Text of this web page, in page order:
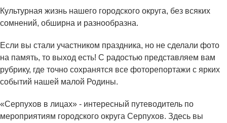
Культурная жизнь нашего городского округа, без всяких
сомнений, обширна и разнообразна.
Если вы стали участником праздника, но не сделали фото
на память, то выход есть! С радостью представляем вам
рубрику, где точно сохранятся все фоторепортажи с ярких
событий нашей малой Родины.
«Серпухов в лицах» - интересный путеводитель по
мероприятиям городского округа Серпухов. Здесь вы